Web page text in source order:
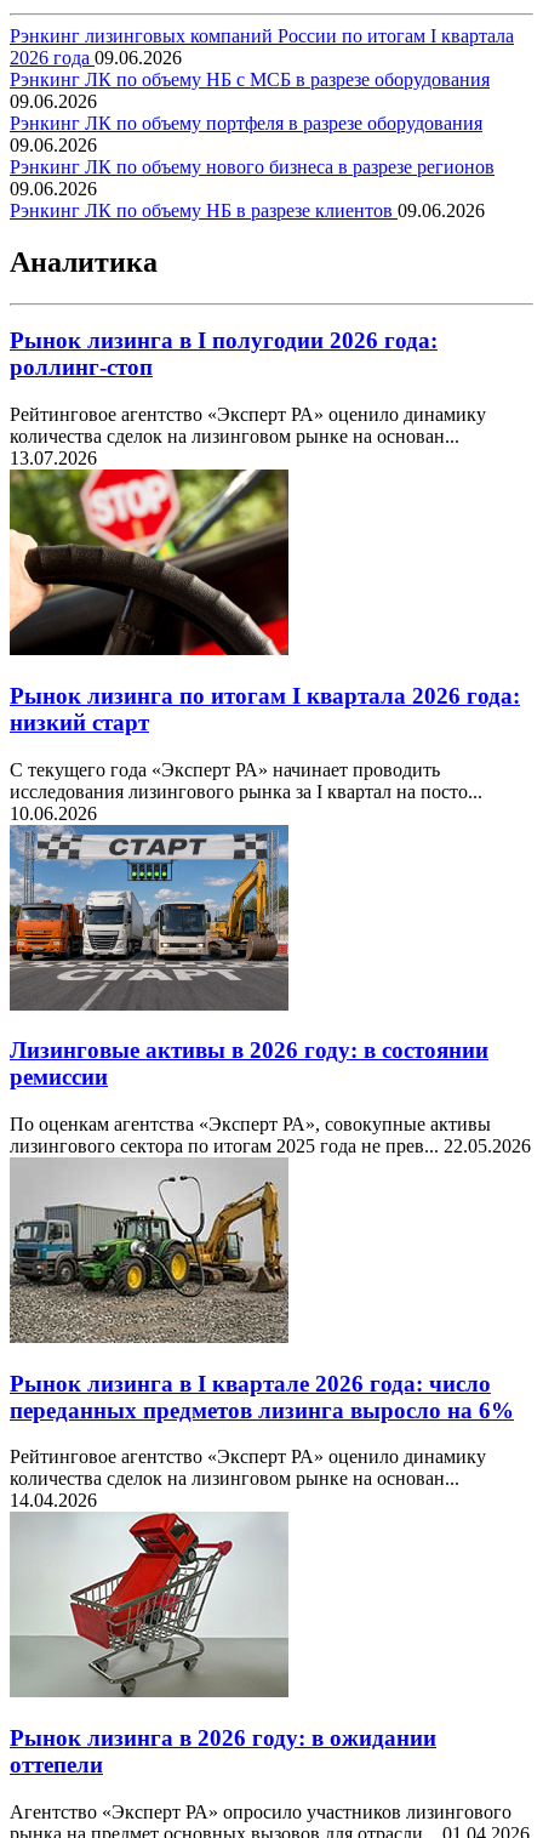
Рэнкинг лизинговых компаний России по итогам I квартала
2026 года 09.06.2026
Рэнкинг ЛК по объему НБ с МСБ в разрезе оборудования
09.06.2026
Рэнкинг ЛК по объему портфеля в разрезе оборудования
09.06.2026
Рэнкинг ЛК по объему нового бизнеса в разрезе регионов
09.06.2026
Рэнкинг ЛК по объему НБ в разрезе клиентов 09.06.2026
Аналитика
Рынок лизинга в I полугодии 2026 года:
роллинг-стоп
Рейтинговое агентство «Эксперт РА» оценило динамику
количества сделок на лизинговом рынке на основан...
13.07.2026
Рынок лизинга по итогам I квартала 2026 года:
низкий старт
С текущего года «Эксперт РА» начинает проводить
исследования лизингового рынка за I квартал на посто...
10.06.2026
Лизинговые активы в 2026 году: в состоянии
ремиссии
По оценкам агентства «Эксперт РА», совокупные активы
лизингового сектора по итогам 2025 года не прев... 22.05.2026
Рынок лизинга в I квартале 2026 года: число
переданных предметов лизинга выросло на 6%
Рейтинговое агентство «Эксперт РА» оценило динамику
количества сделок на лизинговом рынке на основан...
14.04.2026
Рынок лизинга в 2026 году: в ожидании
оттепели
Агентство «Эксперт РА» опросило участников лизингового
рынка на предмет основных вызовов для отрасли... 01.04.2026